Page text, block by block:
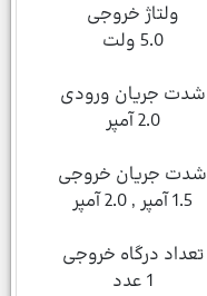
ولتاژ خروجی
5.0 ولت
شدت جریان ورودی
2.0 آمپر
شدت جریان خروجی
1.5 آمپر , 2.0 آمپر
تعداد درگاه خروجی
1 عدد